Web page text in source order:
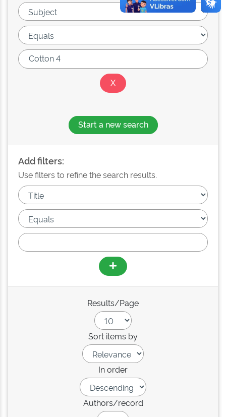
Start a new search
Add filters:
Use filters to refine the search results.
Results/Page
Sort items by
In order
Authors/record